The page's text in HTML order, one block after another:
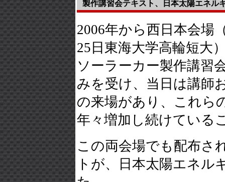
製作講習会テキスト、日本太陽エネル
2006年から西日本会場
25日東海大学高輪短大
ソーラーカー製作講習
みを受け、当日は講師
の来場があり、これら
年々増加し続けている
この両会場でも配布さ
トが、日本太陽エネル